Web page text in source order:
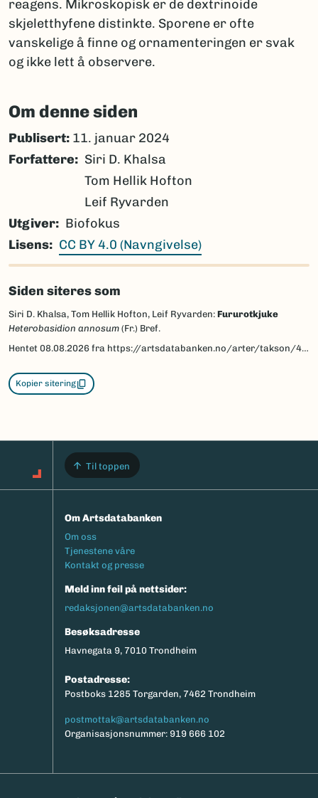
reagens. Mikroskopisk er de dextrinoide
skjeletthyfene distinkte. Sporene er ofte
vanskelige å finne og ornamenteringen er svak
og ikke lett å observere.
Om denne siden
Publisert: 11. januar 2024
Forfattere
Siri D. Khalsa
Tom Hellik Hofton
Leif Ryvarden
Utgiver
Biofokus
Lisens
CC BY 4.0 (Navngivelse)
Siden siteres som
Siri D. Khalsa, Tom Hellik Hofton, Leif Ryvarden: Fururotkjuke
Heterobasidion annosum (Fr.) Bref.
Hentet 08.08.2026 fra https://artsdatabanken.no/arter/takson/40277/beskrivelse
Kopier sitering
Til toppen
Om Artsdatabanken
Footermeny
Om oss
Tjenestene våre
Kontakt og presse
Meld inn feil på nettsider:
redaksjonen@artsdatabanken.no
Besøksadresse
Havnegata 9, 7010 Trondheim
Postadresse:
Postboks 1285 Torgarden, 7462 Trondheim
postmottak@artsdatabanken.no
Organisasjonsnummer: 919 666 102